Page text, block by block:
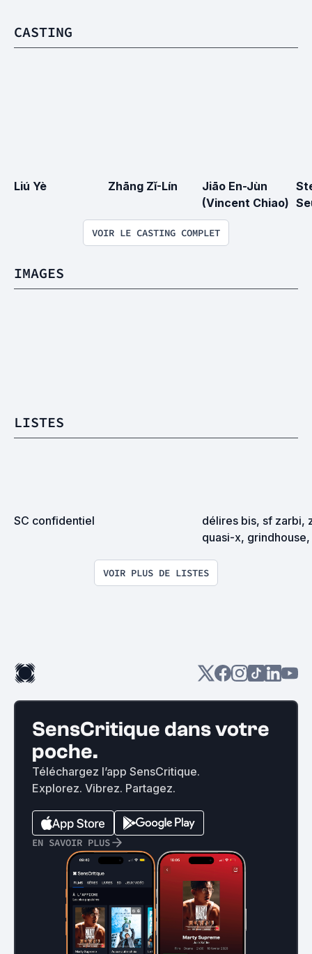
CASTING
Liú Yè Zhāng Zǐ-Lín
Jiāo En-Jùn
(Vincent Chiao)
VOIR LE CASTING COMPLET
IMAGES
LISTES
SC confidentiel
délires bis, sf zarbi,
quasi-x,
VOIR PLUS DE LISTES
SensCritique dans votre
poche.
Téléchargez l’app SensCritique.
Explorez. Vibrez. Partagez.
EN SAVOIR PLUS